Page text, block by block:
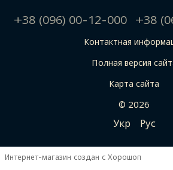
+38 (096) 00-12-000 +38
Контактная
Полная версия
Карта сайта
© 2026
Укр Рус
Интернет-магазин создан с Хорошоп